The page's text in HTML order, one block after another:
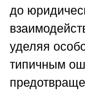
до
уделяя
типичным